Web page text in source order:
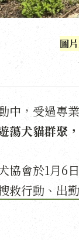
圖
中，受過專
蕩犬貓群聚
協會於1月6
救行動、出